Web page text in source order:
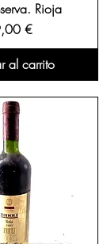
botellas
en cada
una
Rioja
€
al carrito